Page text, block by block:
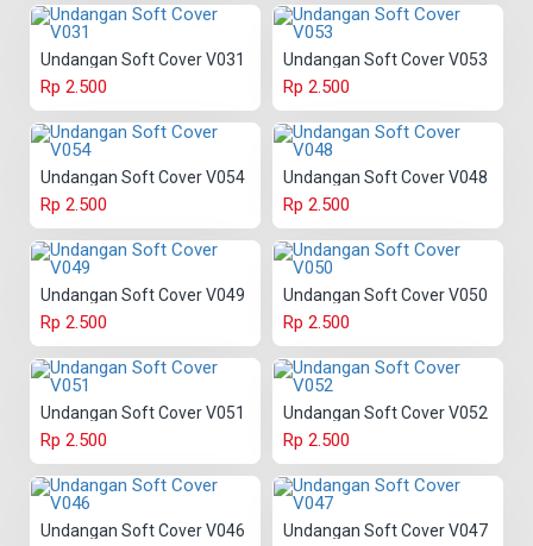
Undangan Soft Cover V031
Rp 2.500
Undangan Soft Cover V053
Rp 2.500
Undangan Soft Cover V054
Rp 2.500
Undangan Soft Cover V048
Rp 2.500
Undangan Soft Cover V049
Rp 2.500
Undangan Soft Cover V050
Rp 2.500
Undangan Soft Cover V051
Rp 2.500
Undangan Soft Cover V052
Rp 2.500
Undangan Soft Cover V046 Undangan Soft Cover V047